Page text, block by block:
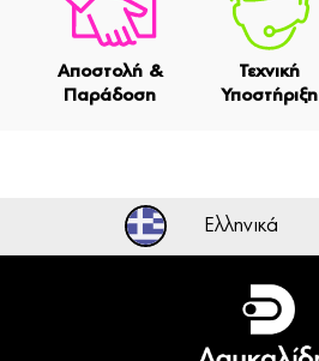
Αποστολή &
Παράδοση
Τεχνική
Υποστήριξη
Ελληνικά
Ελληνικά
English